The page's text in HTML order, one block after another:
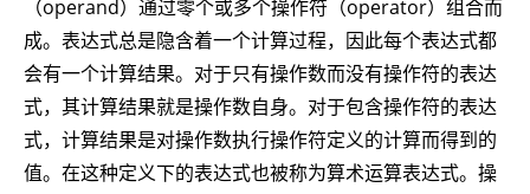
（operand）通过零个或多个操作符（operator）组合而
成。表达式总是隐含着一个计算过程，因此每个表达式都
会有一个计算结果。对于只有操作数而没有操作符的表达
式，其计算结果就是操作数自身。对于包含操作符的表达
式，计算结果是对操作数执行操作符定义的计算而得到的
值。在这种定义下的表达式也被称为算术运算表达式。操